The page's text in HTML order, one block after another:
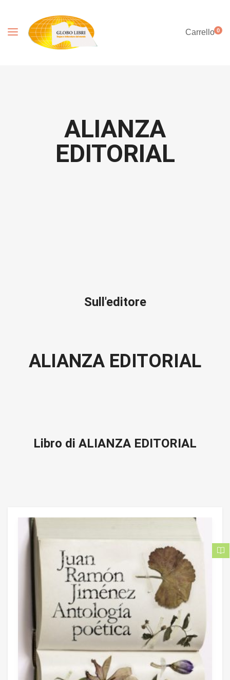
Carrello0
ALIANZA
EDITORIAL
Sull'editore
ALIANZA EDITORIAL
Libro di ALIANZA EDITORIAL